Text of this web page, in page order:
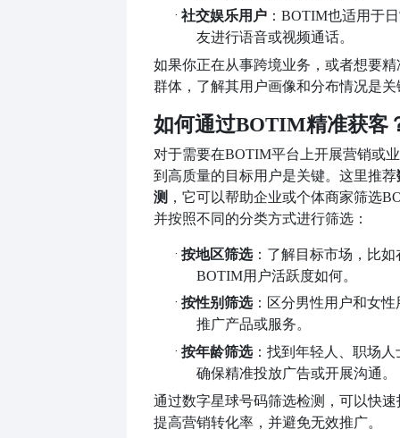
· 社交娱乐用户 ： BOTIM也适用于
友进行语音或视频通话。
如果你正在从事跨境业务，或者想要精
群体，了解其用户画像和分布情况是关
如何通过BOTIM精准获客
对于需要在BOTIM平台上开展营销或
到高质量的目标用户是关键。这里推荐
测 ，它可以帮助企业或个体商家筛选
并按照不同的分类方式进行筛选：
· 按地区筛选：了解目标市场，比
BOTIM用户活跃度如何。
· 按性别筛选：区分男性用户和女
推广产品或服务。
· 按年龄筛选：找到年轻人、职场
确保精准投放广告或开展沟通。
通过数字星球号码筛选检测，可以快
提高营销转化率，并避免无效推广。